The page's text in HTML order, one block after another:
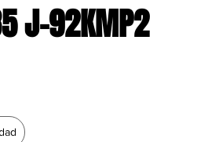
J-92KMP2